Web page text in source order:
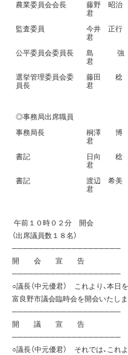
農業委員会会長
藤野 昭治
君
監査委員
今井 正行
君
公平委員会委員長
島 強
君
選挙管理委員会委
員長
藤田 稔
君
◎事務局出席職員
事務局長
桐澤 博
君
書記
日向 稔
君
書記
渡辺 希美
君
午前１０時０２分 開会
（出席議員数１８名）
────────────────────
開 会 宣 告
────────────────────
○議長（中元優君） これより、本日
富良野市議会臨時会を開会いたしま
────────────────────
開 議 宣 告
────────────────────
○議長（中元優君） それでは、これ